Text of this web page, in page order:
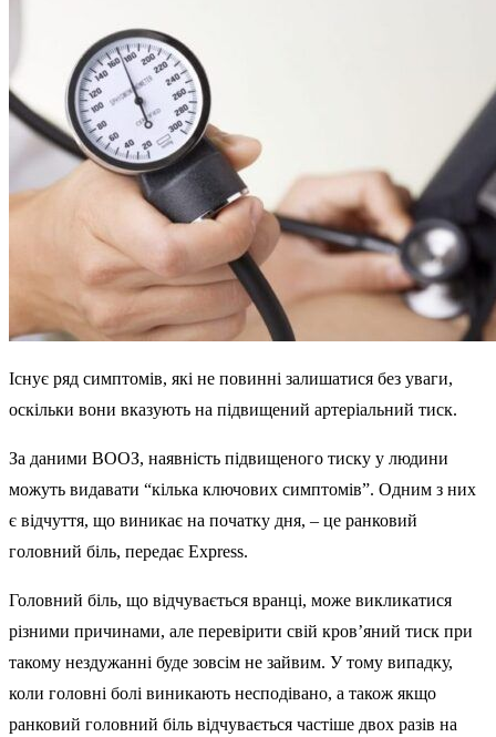
Існує ряд симптомів, які не повинні залишатися без уваги,
оскільки вони вказують на підвищений артеріальний тиск.
За даними ВООЗ, наявність підвищеного тиску у людини
можуть видавати “кілька ключових симптомів”. Одним з них
є відчуття, що виникає на початку дня, – це ранковий
головний біль, передає Express.
Головний біль, що відчувається вранці, може викликатися
різними причинами, але перевірити свій кров’яний тиск при
такому нездужанні буде зовсім не зайвим. У тому випадку,
коли головні болі виникають несподівано, а також якщо
ранковий головний біль відчувається частіше двох разів на